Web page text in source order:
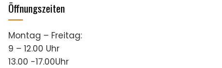
Öffnungszeiten
Montag – Freitag:
9 – 12.00 Uhr
13.00 -17.00Uhr